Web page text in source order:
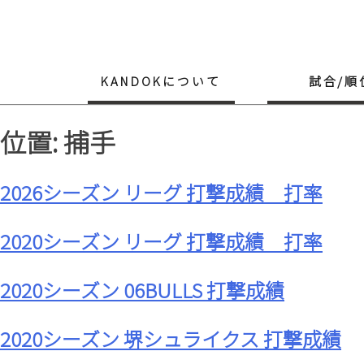
KANDOKについて 試合/順
位置: 捕手
2026シーズン リーグ 打撃成績 打率
2020シーズン リーグ 打撃成績 打率
2020シーズン 06BULLS 打撃成績
2020シーズン 堺シュライクス 打撃成績